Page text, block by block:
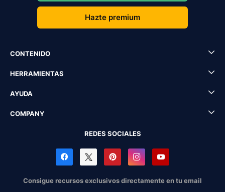
Hazte premium
CONTENIDO
HERRAMIENTAS
AYUDA
COMPANY
REDES SOCIALES
Consigue recursos exclusivos directamente en tu email